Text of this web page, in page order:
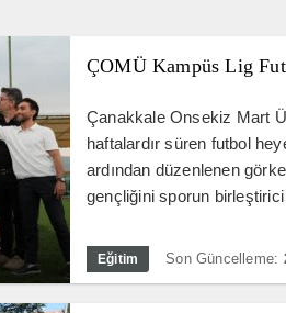
ÇOMÜ Kampüs Lig
Çanakkale Onsekiz Mart
haftalardır süren futbol
ardından düzenlenen
gençliğini sporun
Eğitim Son Güncelleme: